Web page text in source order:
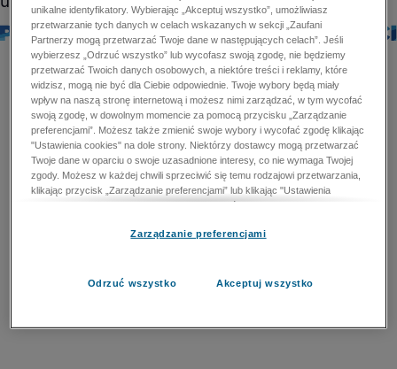
unikalne identyfikatory. Wybierając „Akceptuj wszystko”, umożliwiasz
przetwarzanie tych danych w celach wskazanych w sekcji „Zaufani
Partnerzy mogą przetwarzać Twoje dane w następujących celach”. Jeśli
wybierzesz „Odrzuć wszystko” lub wycofasz swoją zgodę, nie będziemy
przetwarzać Twoich danych osobowych, a niektóre treści i reklamy, które
widzisz, mogą nie być dla Ciebie odpowiednie. Twoje wybory będą miały
wpływ na naszą stronę internetową i możesz nimi zarządzać, w tym wycofać
swoją zgodę, w dowolnym momencie za pomocą przycisku „Zarządzanie
preferencjami”. Możesz także zmienić swoje wybory i wycofać zgodę klikając
"Ustawienia cookies" na dole strony. Niektórzy dostawcy mogą przetwarzać
Twoje dane w oparciu o swoje uzasadnione interesy, co nie wymaga Twojej
zgody. Możesz w każdej chwili sprzeciwić się temu rodzajowi przetwarzania,
klikając przycisk „Zarządzanie preferencjami” lub klikając "Ustawienia
cookies" na dole strony. Nie możesz sprzeciwić się przetwarzaniu przez
zapobiegania oszustwom i naprawiania błędów, a w tym celu mogą zostać
przetwarzaniu danych osobowych w celu dostarczania i prezentacji reklam i
Zarządzanie preferencjami
Odrzuć wszystko Akceptuj wszystko